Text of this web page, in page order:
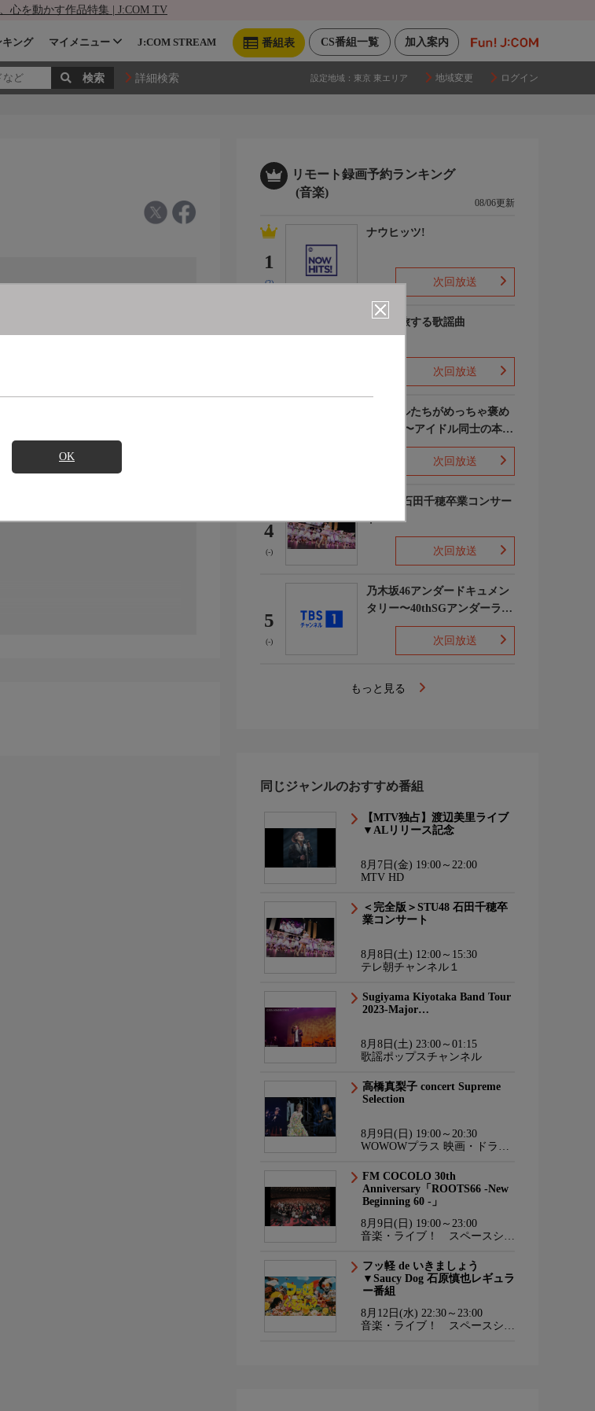
心を動かす作品特集 | J:COM TV
加入案内
CS番組一覧
番組表
キング マイメニュー J:COM STREAM
詳細検索 設定地域： 東京 東エリア 地域変更 ログイン
OK
。
リモート録画予約ランキング
(音楽)
08/06更新
1
(2)
ナウヒッツ!
次回放送
列車で旅する歌謡曲
次回放送
ライバルたちがめっちゃ褒め
てくる!〜アイドル同士の本音
レビューSP〜
次回放送
4
(-)
STU48 石田千穂卒業コンサー
ト
次回放送
5
(-)
乃木坂46アンダードキュメン
タリー〜40thSGアンダーライ
ブ舞台裏〜
次回放送
もっと見る
同じジャンルのおすすめ番組
【MTV独占】渡辺美里ライブ
▼ALリリース記念
8月7日(金) 19:00～22:00
MTV HD
＜完全版＞STU48 石田千穂卒
業コンサート
8月8日(土) 12:00～15:30
テレ朝チャンネル１
Sugiyama Kiyotaka Band Tour
2023-Major…
8月8日(土) 23:00～01:15
歌謡ポップスチャンネル
高橋真梨子 concert Supreme
Selection
8月9日(日) 19:00～20:30
WOWOWプラス 映画・ドラ
FM COCOLO 30th
Anniversary「ROOTS66 -New
Beginning 60 -」
8月9日(日) 19:00～23:00
音楽・ライブ！ スペースシャ
フッ軽 de いきましょう
▼Saucy Dog 石原慎也レギュラ
ー番組
8月12日(水) 22:30～23:00
音楽・ライブ！ スペースシャ